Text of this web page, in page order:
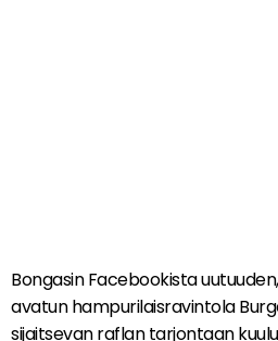
Bongasin Facebookista
avatun hampurilaisravintola
sijaitsevan raflan tarjontaan